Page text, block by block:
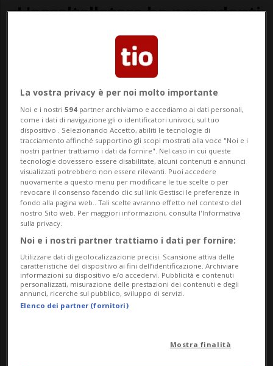
«L'accoltellatore ha precedenti
di violenza e problemi mentali»
REGNO UNITO
Tentato attacco incendiario
contro una sinagoga a Londra:
due arresti
La vostra privacy è per noi molto importante
Noi e i nostri594 partner archiviamo e accediamo ai dati personali,
come i dati di navigazione gli o identificatori univoci, sul tuo
dispositivo . Selezionando Accetto, abiliti le tecnologie di
tracciamento affinché supportino gli scopi mostrati alla voce "Noi e i
nostri partner trattiamo i dati da fornire". Nel caso in cui queste
tecnologie dovessero essere disabilitate, alcuni contenuti e annunci
visualizzati potrebbero non essere rilevanti. Puoi accedere
nuovamente a questo menu per modificare le tue scelte o per
revocare il consenso facendo clic sul link Gestisci le preferenze in
fondo alla pagina web.. Tali scelte avranno effetto nel contesto del
nostro Sito web. Per maggiori informazioni, consulta l'Informativa
sulla privacy.
Noi e i nostri partner trattiamo i dati per fornire:
Utilizzare dati di geolocalizzazione precisi. Scansione attiva delle
caratteristiche del dispositivo ai fini dell’identificazione. Archiviare
informazioni su dispositivo e/o accedervi. Pubblicità e contenuti
personalizzati, misurazione delle prestazioni dei contenuti e degli
annunci, ricerche sul pubblico, sviluppo di servizi.
Elenco dei partner (fornitori)
Mostra finalità